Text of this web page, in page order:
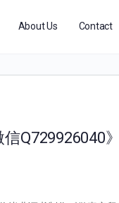
About Us Contact
Q729926040